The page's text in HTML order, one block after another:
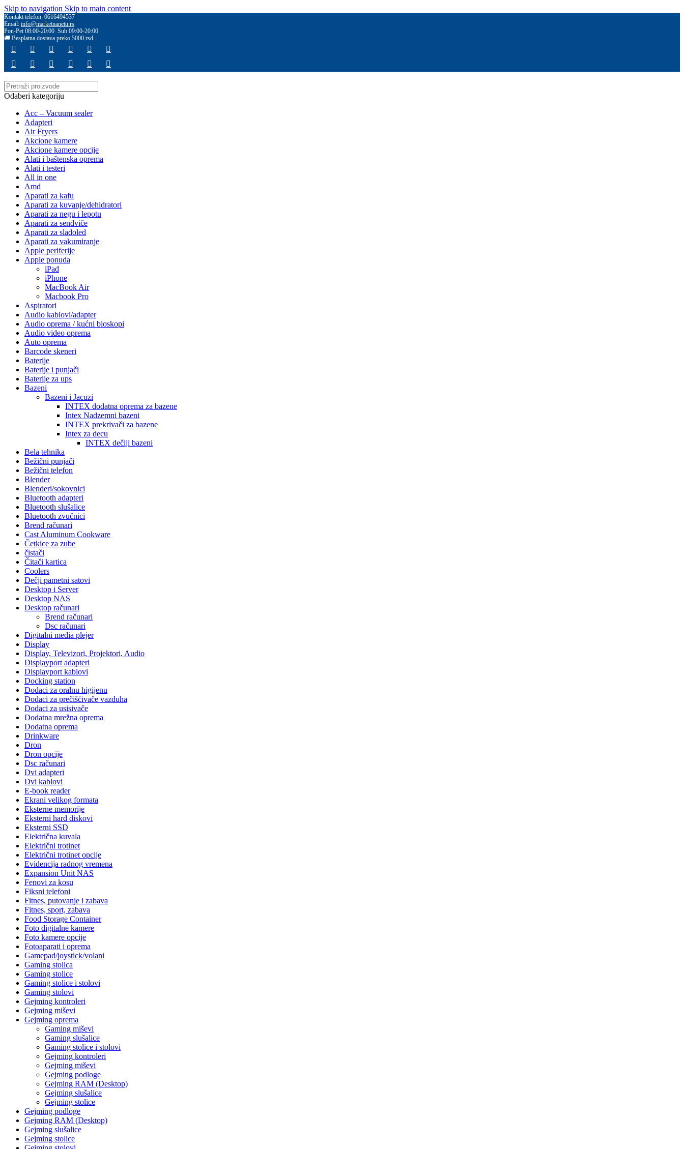
Skip to navigation Skip to main content
Kontakt telefon: 0616494537
Email: info@marketnanetu.rs
Pon-Pet 08:00-20:00 Sub 09:00-20:00
🚚 Besplatna dostava preko 5000 rsd.
Odaberi kategoriju
Acc – Vacuum sealer
Adapteri
Air Fryers
Akcione kamere
Akcione kamere opcije
Alati i baštenska oprema
Alati i testeri
All in one
Amd
Aparati za kafu
Aparati za kuvanje/dehidratori
Aparati za negu i lepotu
Aparati za sendviče
Aparati za sladoled
Aparati za vakumiranje
Apple periferije
Apple ponuda
iPad
iPhone
MacBook Air
Macbook Pro
Aspiratori
Audio kablovi/adapter
Audio oprema / kućni bioskopi
Audio video oprema
Auto oprema
Barcode skeneri
Baterije
Baterije i punjači
Baterije za ups
Bazeni
Bazeni i Jacuzi
INTEX dodatna oprema za bazene
Intex Nadzemni bazeni
INTEX prekrivači za bazene
Intex za decu
INTEX dečiji bazeni
Bela tehnika
Bežični punjači
Bežični telefon
Blender
Blenderi/sokovnici
Bluetooth adapteri
Bluetooth slušalice
Bluetooth zvučnici
Brend računari
Cast Aluminum Cookware
Četkice za zube
čistači
Čitači kartica
Coolers
Dečji pametni satovi
Desktop i Server
Desktop NAS
Desktop računari
Brend računari
Dsc računari
Digitalni media plejer
Display
Display, Televizori, Projektori, Audio
Displayport adapteri
Displayport kablovi
Docking station
Dodaci za oralnu higijenu
Dodaci za prečišćivače vazduha
Dodaci za usisivače
Dodatna mrežna oprema
Dodatna oprema
Drinkware
Dron
Dron opcije
Dsc računari
Dvi adapteri
Dvi kablovi
E-book reader
Ekrani velikog formata
Eksterne memorije
Eksterni hard diskovi
Eksterni SSD
Električna kuvala
Električni trotinet
Električni trotinet opcije
Evidencija radnog vremena
Expansion Unit NAS
Fenovi za kosu
Fiksni telefoni
Fitnes, putovanje i zabava
Fitnes, sport, zabava
Food Storage Container
Foto digitalne kamere
Foto kamere opcije
Fotoaparati i oprema
Gamepad/joystick/volani
Gaming stolica
Gaming stolice
Gaming stolice i stolovi
Gaming stolovi
Gejming kontroleri
Gejming miševi
Gejming oprema
Gaming miševi
Gaming slušalice
Gaming stolice i stolovi
Gejming kontroleri
Gejming miševi
Gejming podloge
Gejming RAM (Desktop)
Gejming slušalice
Gejming stolice
Gejming podloge
Gejming RAM (Desktop)
Gejming slušalice
Gejming stolice